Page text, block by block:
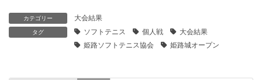
カテゴリー 大会結果
タグ ソフトテニス 個人戦
大会結果
姫路ソフトテニス協会
姫路城オープン